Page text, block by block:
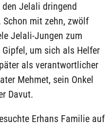
Jelali dringend
mit zehn, zwölf
Jelali-Jungen zum
um sich als Helfer
als verantwortlicher
Mehmet, sein Onkel
Davut.
Erhans Familie auf